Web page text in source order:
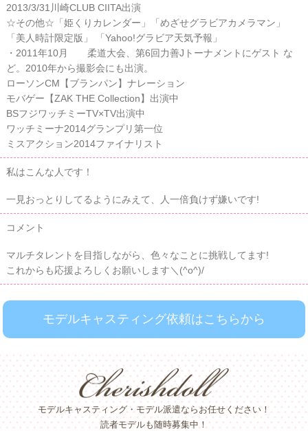
2013/3/31川崎CLUB CIITA出演
☆その他☆「姫くりカレンダー」「めざせグラビアカメラマン」
「美人時計限定版」 「Yahoo!グラビア天気予報」
・2011年10月 柔道大会、第6回力善Jトーナメントにゲスト な
ど。2010年から撮影会にも出演。
ローソンCM【ブランパン】ナレーション
モバゲー【ZAK THE Collection】出演中
BSフジワッチミーTV×TV出演中
ワッチミーナ2014グランプリ第一位
ミスアクション2014ファイナリスト
私はこんな人です！
一見おっとりしてるようにみえて、人一倍負けず嫌いです!
コメント
マルチタレントを目指しながら、色々なことに挑戦してます!
これからも応援よろしくお願いします＼(^o^)/
モデルキャスティング依頼はこちらから
モデルキャスティング・モデル派遣ならお任せください！
読者モデルも随時募集中！